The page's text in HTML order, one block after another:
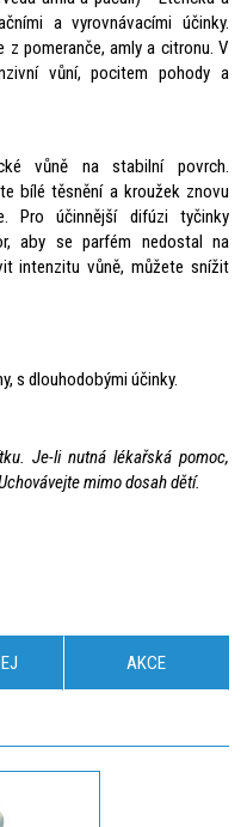
a vyrovnávacími účinky.
pomeranče, amly a citronu. V
vůní, pocitem pohody a
vůně na stabilní povrch.
bílé těsnění a kroužek znovu
Pro účinnější difúzi tyčinky
aby se parfém nedostal na
intenzitu vůně, můžete snížit
s dlouhodobými účinky.
Je-li nutná lékařská pomoc,
mimo dosah dětí.
AKCE